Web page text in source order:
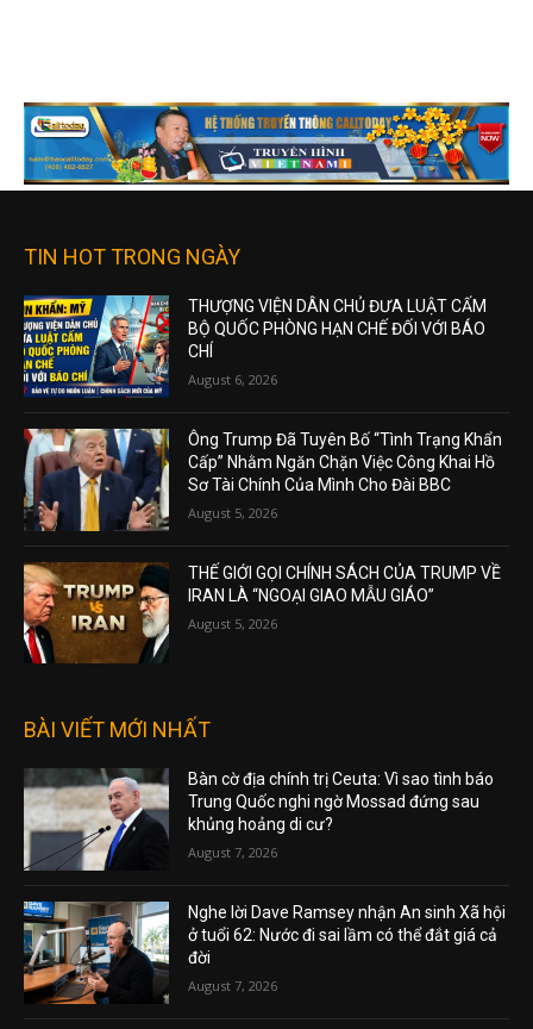
TIN HOT TRONG NGÀY
THƯỢNG VIỆN DÂN CHỦ ĐƯA LUẬT CẤM
BỘ QUỐC PHÒNG HẠN CHẾ ĐỐI VỚI BÁO
CHÍ
August 6, 2026
Ông Trump Đã Tuyên Bố “Tình Trạng Khẩn
Cấp” Nhằm Ngăn Chặn Việc Công Khai Hồ
Sơ Tài Chính Của Mình Cho Đài BBC
August 5, 2026
THẾ GIỚI GỌI CHÍNH SÁCH CỦA TRUMP VỀ
IRAN LÀ “NGOẠI GIAO MẪU GIÁO”
August 5, 2026
BÀI VIẾT MỚI NHẤT
Bàn cờ địa chính trị Ceuta: Vì sao tình báo
Trung Quốc nghi ngờ Mossad đứng sau
khủng hoảng di cư?
August 7, 2026
Nghe lời Dave Ramsey nhận An sinh Xã hội
ở tuổi 62: Nước đi sai lầm có thể đắt giá cả
đời
August 7, 2026